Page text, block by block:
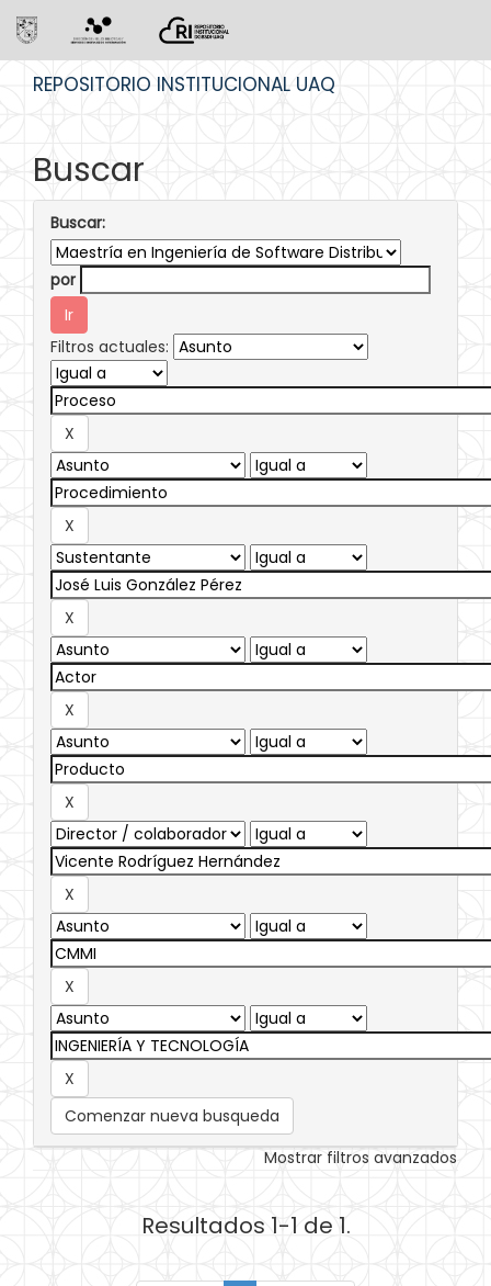
REPOSITORIO INSTITUCIONAL UAQ
Buscar
Buscar:
por
Filtros actuales:
Comenzar nueva busqueda
Mostrar filtros avanzados
Resultados 1-1 de 1.